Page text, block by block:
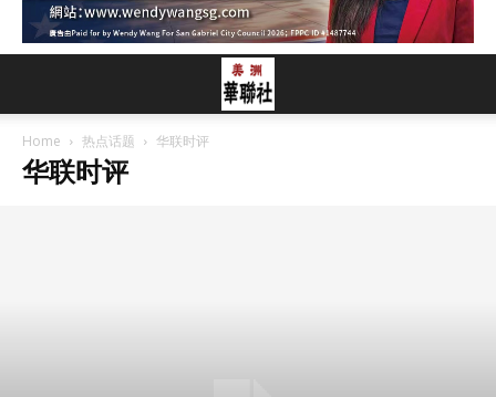
Home 热点话题 华联时评
华联时评